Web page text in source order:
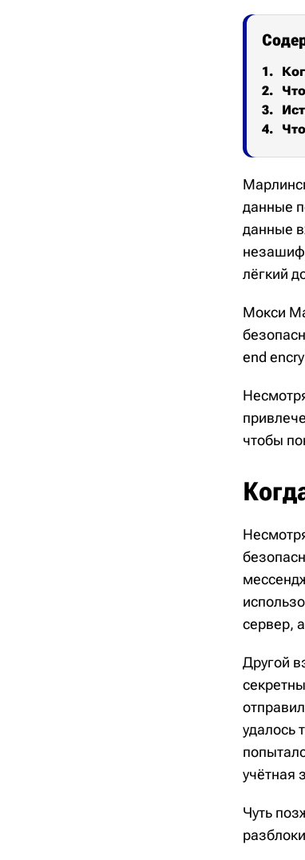
данные
данные
лёгкий
Мокси
end
чтобы
сервер,
Другой
удалось
учётная
Чуть